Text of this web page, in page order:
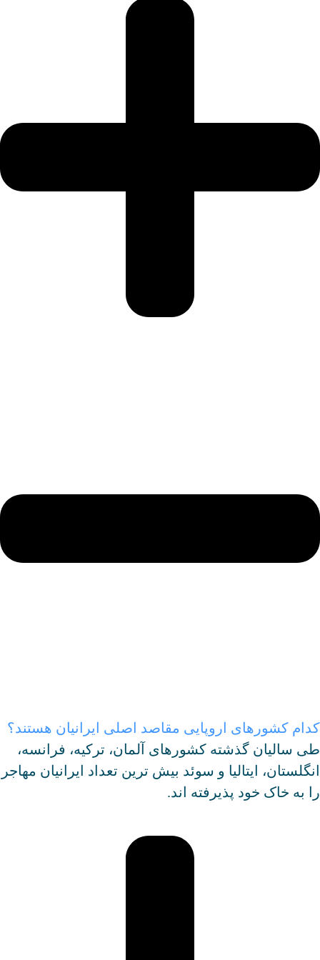
کشورهای اروپایی مقاصد اصلی ایرانیان هستند؟
سالیان گذشته کشورهای آلمان، ترکیه، فرانسه،
ایتالیا و سوئد بیش ترین تعداد ایرانیان مهاجر
به خاک خود پذیرفته اند.